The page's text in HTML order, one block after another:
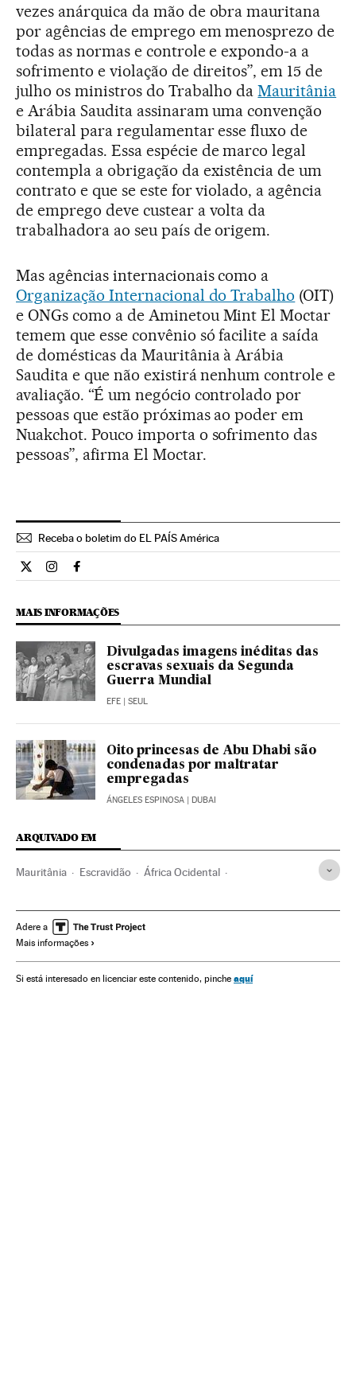
vezes anárquica da mão de obra mauritana
por agências de emprego em menosprezo de
todas as normas e controle e expondo-a a
sofrimento e violação de direitos”, em 15 de
julho os ministros do Trabalho daMauritânia
e Arábia Saudita assinaram uma convenção
bilateral para regulamentar esse fluxo de
empregadas. Essa espécie de marco legal
contempla a obrigação da existência de um
contrato e que se este for violado, a agência
de emprego deve custear a volta da
trabalhadora ao seu país de origem.
Mas agências internacionais como a
Organização Internacional do Trabalho (OIT)
e ONGs como a de Aminetou Mint El Moctar
temem que esse convênio só facilite a saída
de domésticas da Mauritânia à Arábia
Saudita e que não existirá nenhum controle e
avaliação. “É um negócio controlado por
pessoas que estão próximas ao poder em
Nuakchot. Pouco importa o sofrimento das
pessoas”, afirma El Moctar.
Receba o boletim do EL PAÍS América
Internacional El País Brasil en Twitter
Internacional El País Brasil en Instagram
Internacional El País Brasil en Facebook
MAIS INFORMAÇÕES
Divulgadas imagens inéditas das
escravas sexuais da Segunda
Guerra Mundial
EFE | SEUL
Oito princesas de Abu Dhabi são
condenadas por maltratar
empregadas
ÁNGELES ESPINOSA | DUBAI
ARQUIVADO EM
Mauritânia Escravidão África Ocidental
Mulheres Delitos Justiça
Adere a
Mais informações
Si está interesado en licenciar este contenido, pinche aquí